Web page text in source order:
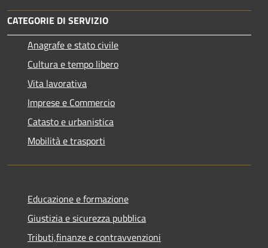
CATEGORIE DI SERVIZIO
Anagrafe e stato civile
Cultura e tempo libero
Vita lavorativa
Imprese e Commercio
Catasto e urbanistica
Mobilità e trasporti
Educazione e formazione
Giustizia e sicurezza pubblica
Tributi,finanze e contravvenzioni